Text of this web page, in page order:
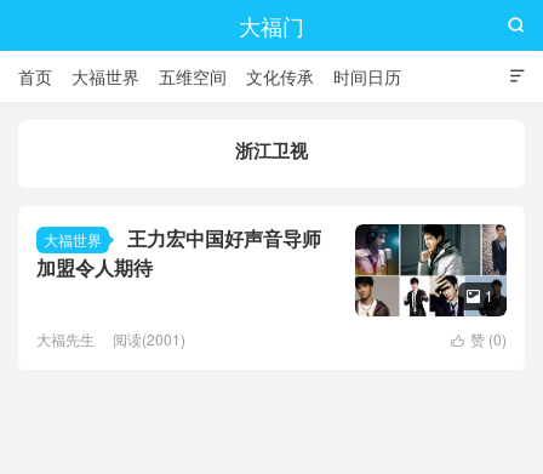
大福门

首页 大福世界 五维空间 文化传承 时间日历

浙江卫视
大福世界
王力宏中国好声音导师
加盟令人期待
 1
 赞 (0)
大福先生 阅读(2001)